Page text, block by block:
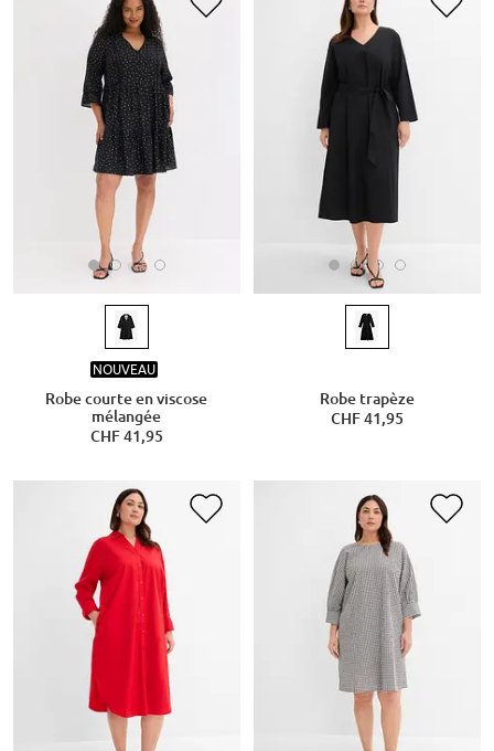
NOUVEAU
Robe courte en viscose
mélangée
CHF 41,95
Robe trapèze
CHF 41,95